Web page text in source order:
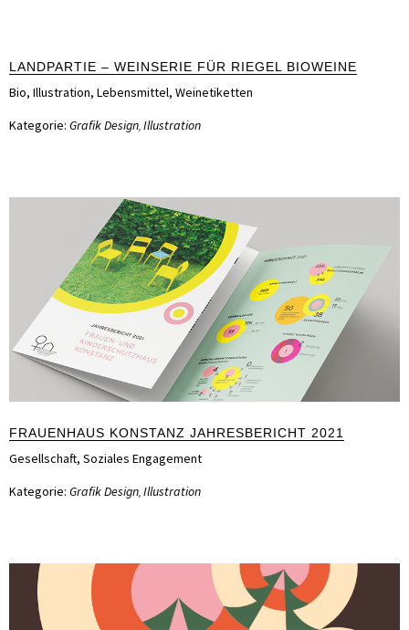
LANDPARTIE – WEINSERIE FÜR RIEGEL BIOWEINE
Bio, Illustration, Lebensmittel, Weinetiketten
Kategorie: Grafik Design, Illustration
FRAUENHAUS KONSTANZ JAHRESBERICHT 2021
Gesellschaft, Soziales Engagement
Kategorie: Grafik Design Illustration